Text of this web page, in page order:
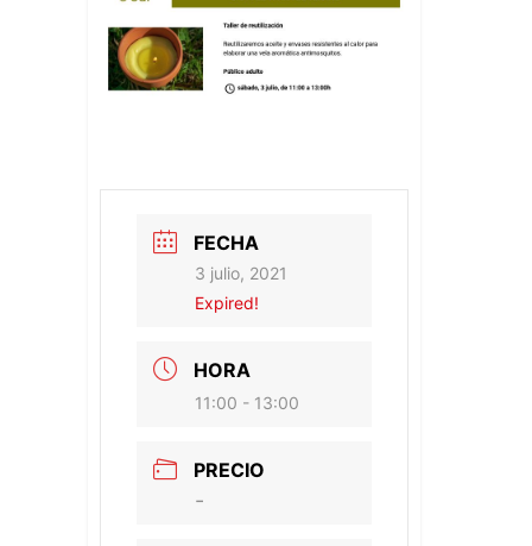
FECHA
3 julio, 2021
Expired!
HORA
11:00 - 13:00
PRECIO
-